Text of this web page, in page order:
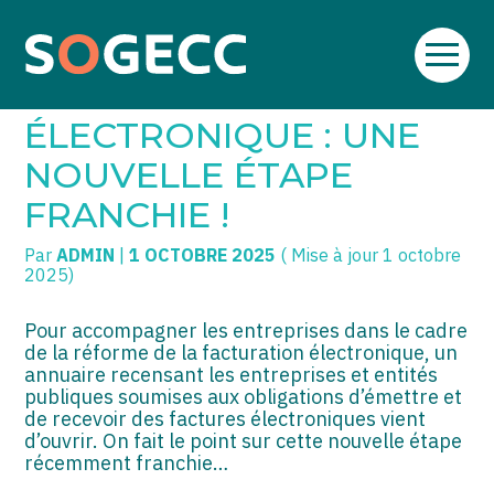
Aller
SOGECC – Coignières
SOGECC – Noisy
SOGECC – République
SOGECC – Turbigo
TPE/PME
COMMERÇANTS
GROUPE
SCI / LMNP
PROFESSIONS LIBÉRALES
PARTICULIERS
EXPATRIÉ NON RÉSIDANT
IMPATRIÉ / EXPATRIÉ
Créer et reprendre une activité
Gérer votre quotidien
Piloter votre entreprise
Développer votre entreprise
Construire votre patrimoine
électronique
ÉLECTRONIQUE : UNE
NOUVELLE ÉTAPE
FRANCHIE !
ParADMIN |1 OCTOBRE 2025 ( Mise à jour 1 octobre
2025)
Pour accompagner les entreprises dans le cadre
de la réforme de la facturation électronique, un
annuaire recensant les entreprises et entités
publiques soumises aux obligations d’émettre et
de recevoir des factures électroniques vient
d’ouvrir. On fait le point sur cette nouvelle étape
récemment franchie…